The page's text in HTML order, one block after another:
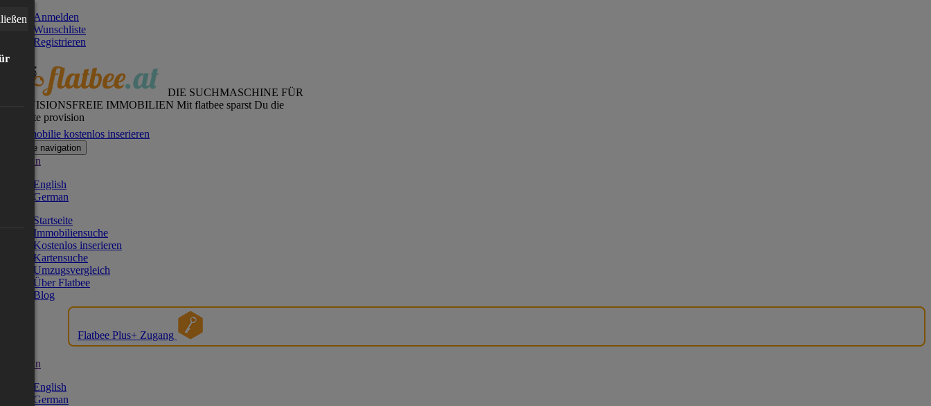
Anmelden
Wunschliste
Registrieren
DIE SUCHMASCHINE FÜR
PROVISIONSFREIE IMMOBILIEN Mit flatbee sparst Du die
gesamte provision
Immobilie kostenlos inserieren
Toggle navigation
German
English
German
Startseite
Immobiliensuche
Kostenlos inserieren
Kartensuche
Umzugsvergleich
Über Flatbee
Blog
Flatbee Plus+ Zugang
German
English
German